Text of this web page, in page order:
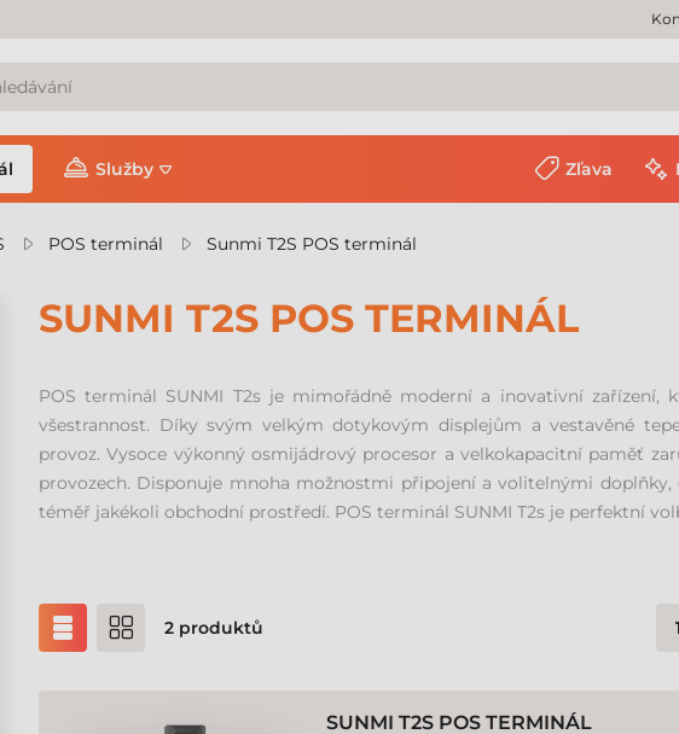
Služby Zľava
POS terminál Sunmi T2S POS terminál
SUNMI T2S POS TERMINÁL
POS terminál SUNMI T2s je mimořádně moderní a inovativní zařízení,
všestrannost. Díky svým velkým dotykovým displejům a vestavěné
provoz. Vysoce výkonný osmijádrový procesor a velkokapacitní paměť
provozech. Disponuje mnoha možnostmi připojení a volitelnými
téměř jakékoli obchodní prostředí. POS terminál SUNMI T2s je perfektní
2 produktů
SUNMI T2S POS TERMINÁL